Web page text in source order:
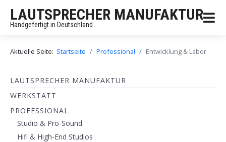
LAUTSPRECHER MANUFAKTUR
Handgefertigt in Deutschland
Aktuelle Seite: Startseite Professional Entwicklung & Labor
LAUTSPRECHER MANUFAKTUR
WERKSTATT
PROFESSIONAL
Studio & Pro-Sound
Hifi & High-End Studios